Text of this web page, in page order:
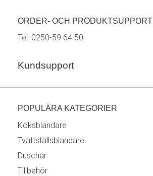
ORDER- OCH PRODUKTSUPPORT
Tel: 0250-59 64 50
Kundsupport
POPULÄRA KATEGORIER
Köksblandare
Tvättställsblandare
Duschar
Tillbehör